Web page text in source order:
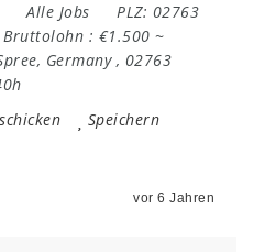
Alle Jobs PLZ: 02763
: €1.500 ~
, Germany, 02763
Speichern
vor 6 Jahren